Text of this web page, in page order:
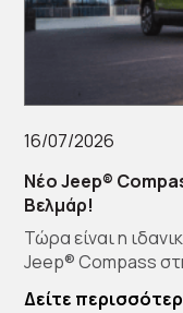
16/07/2026
Νέο Jeep®
Βελμάρ!
Τώρα είναι η
Jeep® Compass
Δείτε